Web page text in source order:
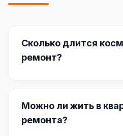
Сколько длится
ремонт?
Можно ли жить в
ремонта?